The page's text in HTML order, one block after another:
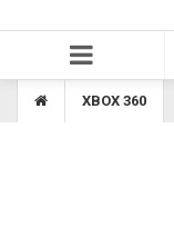
XBOX 360